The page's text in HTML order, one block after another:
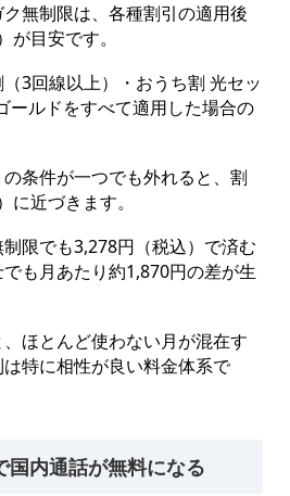
無制限は、各種割引の適用後
目安です。
3回線以上）・おうち割 光セッ
ールドをすべて適用した場合の
条件が一つでも外れると、割
近づきます。
限でも3,278円（税込）で済む
も月あたり約1,870円の差が生
ほとんど使わない月が混在す
特に相性が良い料金体系で
内通話が無料になる